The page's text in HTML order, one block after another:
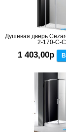
Душевая дверь
2-170-C-
1 403,00р